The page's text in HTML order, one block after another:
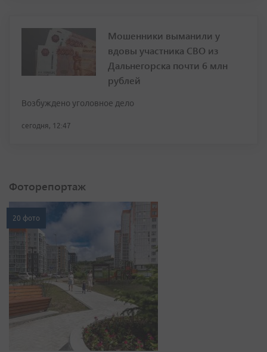
Мошенники выманили у
вдовы участника СВО из
Дальнегорска почти 6 млн
рублей
Возбуждено уголовное дело
сегодня, 12:47
Фоторепортаж
20 фото